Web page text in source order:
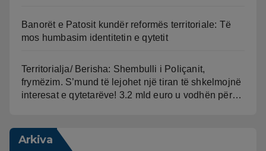
Banorët e Patosit kundër reformës territoriale: Të
mos humbasim identitetin e qytetit
Territorialja/ Berisha: Shembulli i Poliçanit,
frymëzim. S’mund të lejohet një tiran të shkelmojnë
interesat e qytetarëve! 3.2 mld euro u vodhën për…
Arkiva